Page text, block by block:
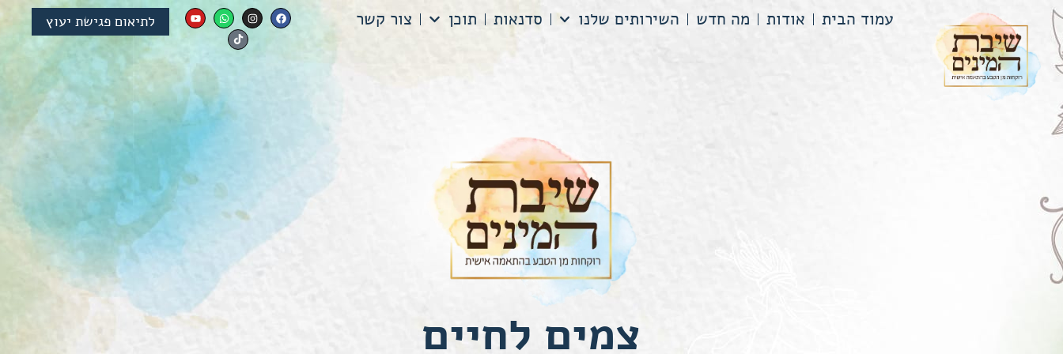
עמוד הבית אודות מה חדש השירותים שלנו סדנאות תוכן צור קשר לתיאום פגישת יעוץ
צמים לחיים